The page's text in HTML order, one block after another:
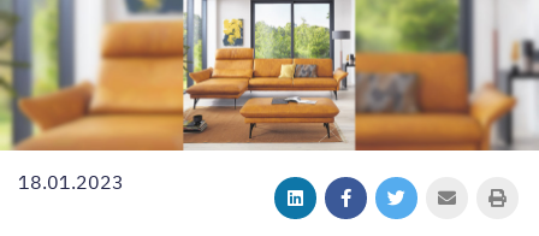
18.01.2023